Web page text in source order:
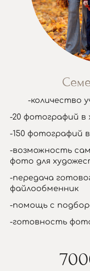
-количество
-20 фотографий
-150 фотографий
-возможность
фото для
-передача
файлообменник
-помощь с
-готовность